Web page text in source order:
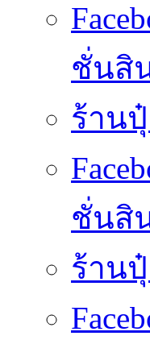
ชั่นสิ
ร้าน
ชั่นสิ
ร้าน